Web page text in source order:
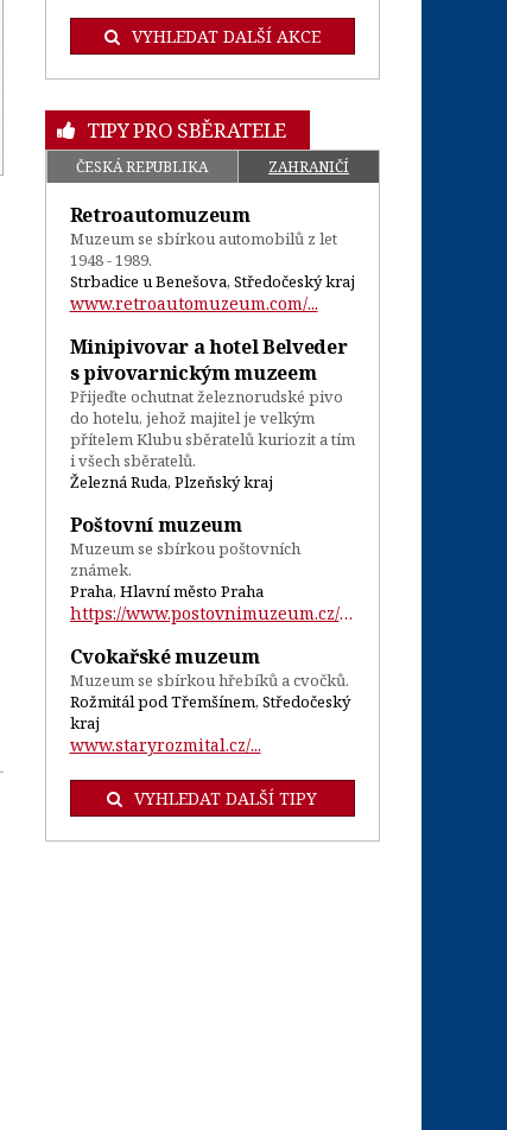
VYHLEDAT DALŠÍ AKCE
TIPY PRO SBĚRATELE
ČESKÁ REPUBLIKA ZAHRANIČÍ
Retroautomuzeum
Muzeum se sbírkou automobilů z let
1948 - 1989.
Strbadice u Benešova, Středočeský kraj
www.retroautomuzeum.com/...
Minipivovar a hotel Belveder
s pivovarnickým muzeem
Přijeďte ochutnat železnorudské pivo
do hotelu, jehož majitel je velkým
přítelem Klubu sběratelů kuriozit a tím
i všech sběratelů.
Železná Ruda, Plzeňský kraj
Poštovní muzeum
Muzeum se sbírkou poštovních
známek.
Praha, Hlavní město Praha
https://www.postovnimuzeum.cz/cs...
Cvokařské muzeum
Muzeum se sbírkou hřebíků a cvočků.
Rožmitál pod Třemšínem, Středočeský
kraj
www.staryrozmital.cz/...
VYHLEDAT DALŠÍ TIPY